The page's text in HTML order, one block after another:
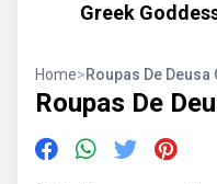
Greek
Home>Roupas De Deusa
Roupas De